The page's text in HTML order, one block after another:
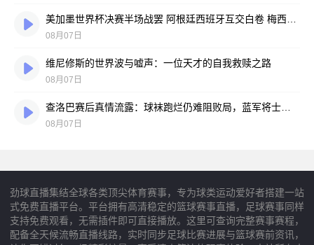
美加墨世界杯决赛半场战罢 阿根廷西班牙互交白卷 梅西亚马尔上演奇妙缘分对话
08月07日
维尼修斯的世界波与嘘声：一位天才的自我救赎之路
08月07日
查洛巴赛后真情流露：球袜跑烂仍难阻败局，蓝军将士拼到弹尽粮绝
08月07日
劲球直播集结全球各类顶尖体育赛事，专为球类运动爱好者搭建一站
式免费直播平台。平台拥有高清稳定的篮球赛事直播，足球赛事同样
支持免费观看，无需插件即可直接播放。这里可查询完整赛事赛程，
配备全天候流畅直播线路，实时同步足球比赛进展与篮球赛前资讯，